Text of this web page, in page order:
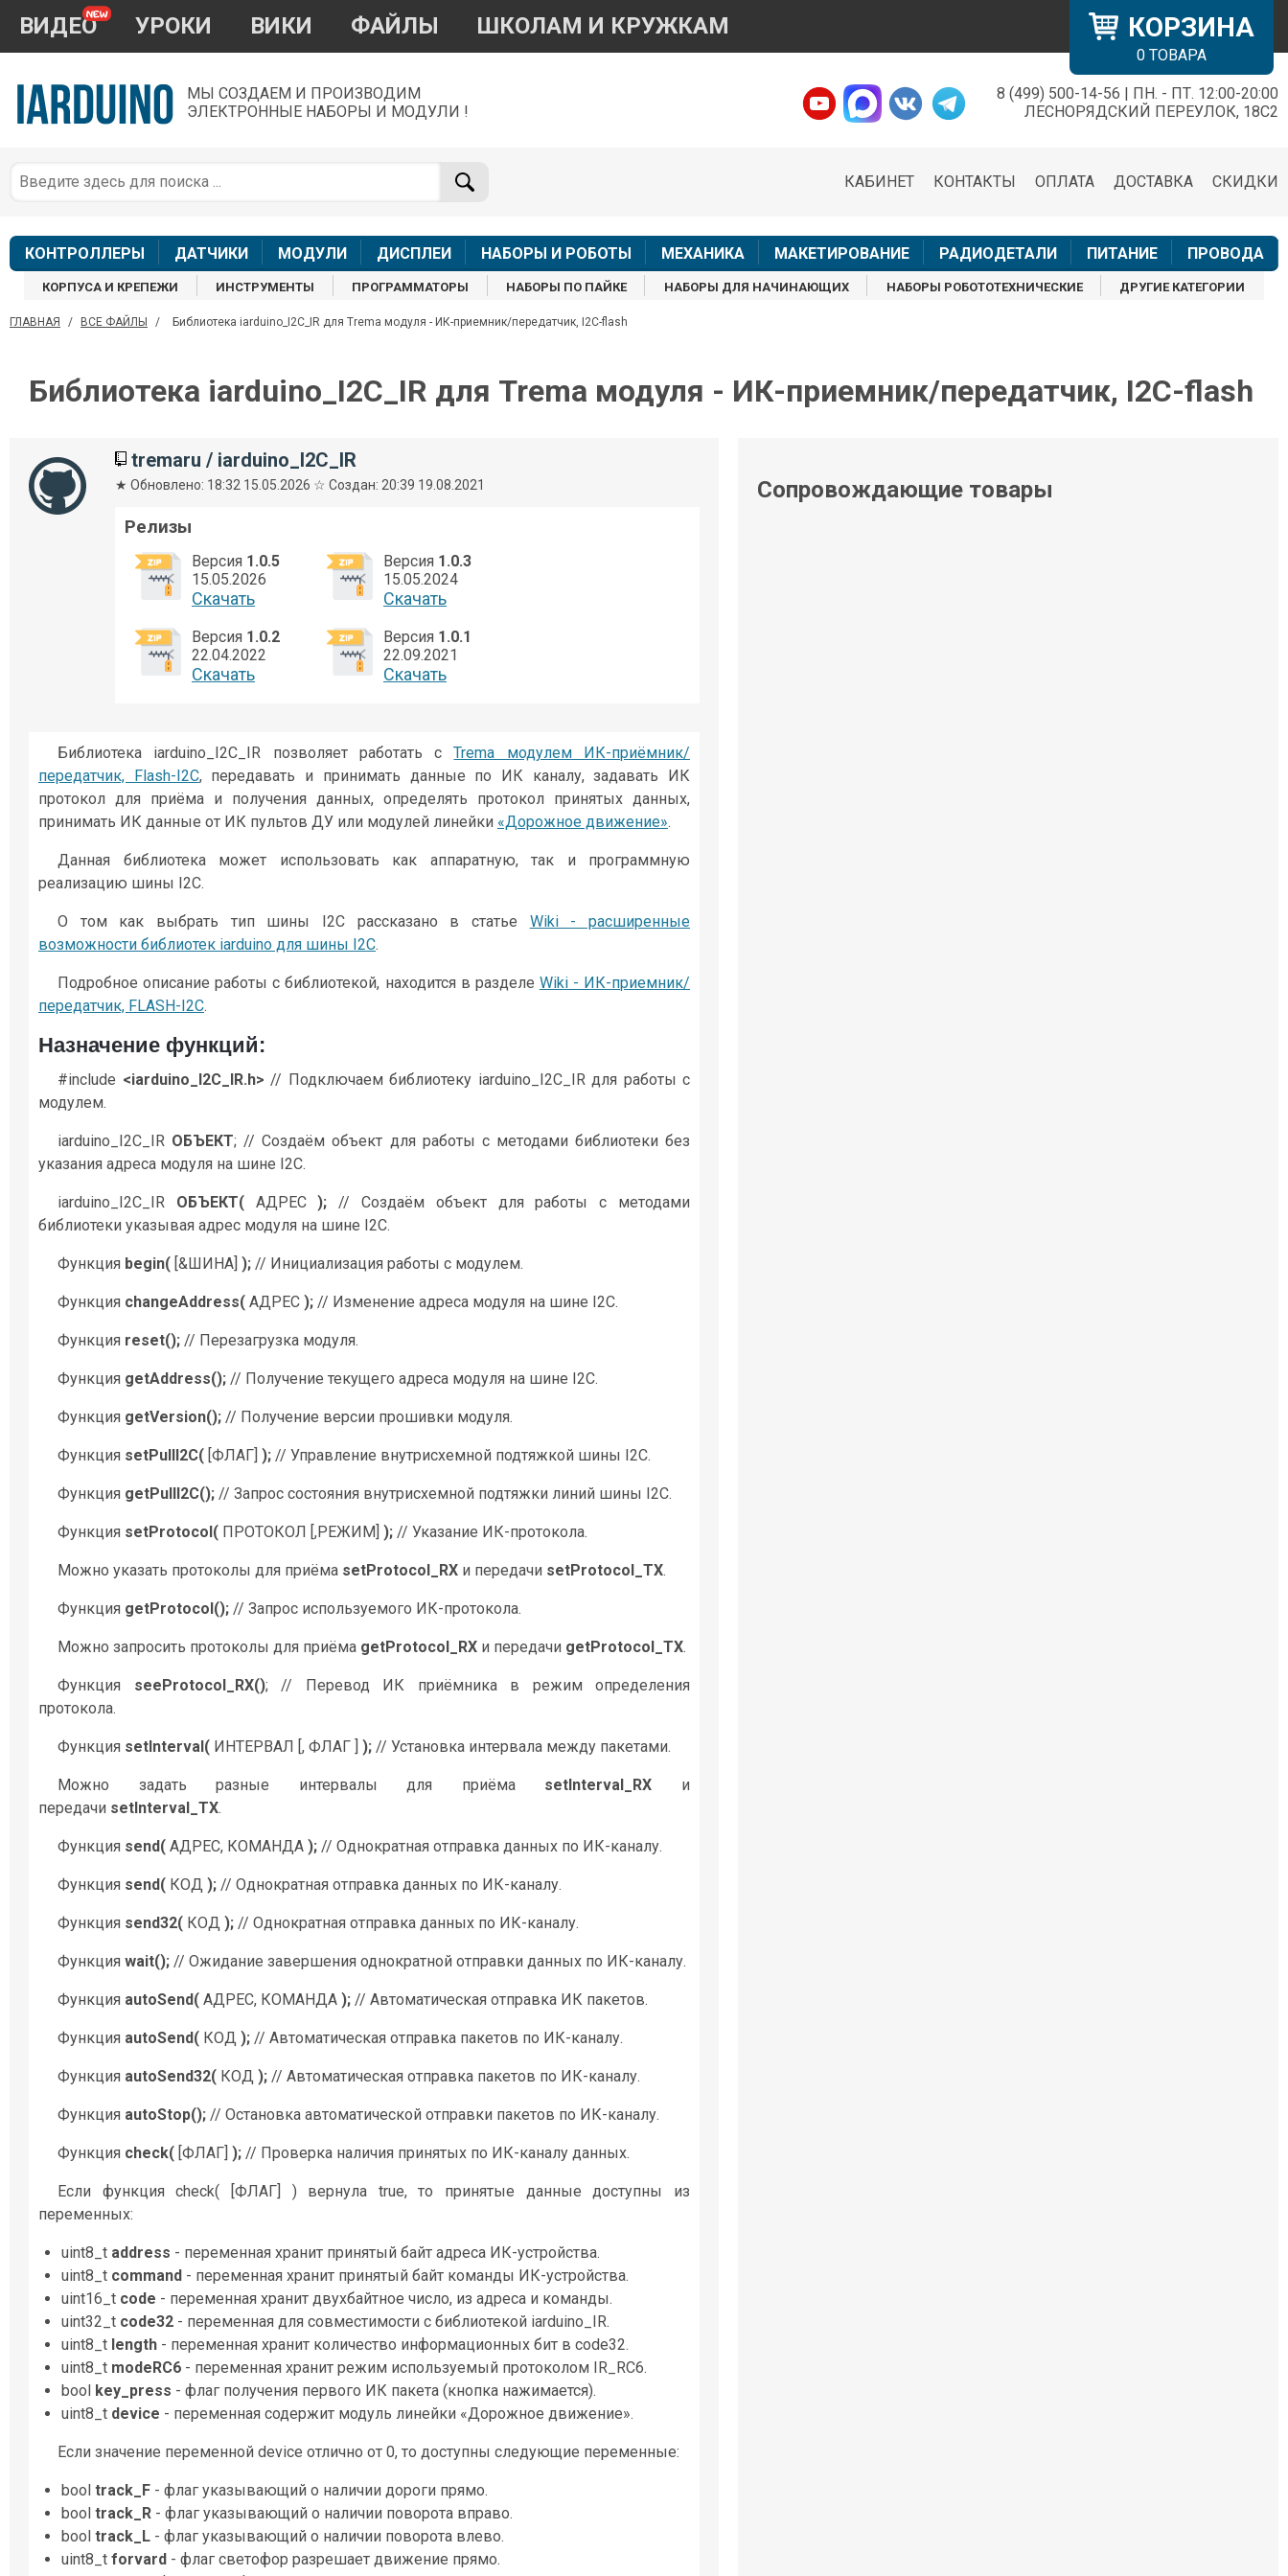
КОРЗИНА
0 ТОВАРА
ВИДЕО УРОКИ ВИКИ ФАЙЛЫ ШКОЛАМ И КРУЖКАМ
МЫ СОЗДАЕМ И ПРОИЗВОДИМ
ЭЛЕКТРОННЫЕ НАБОРЫ И МОДУЛИ !
8 (499) 500-14-56 | ПН. - ПТ. 12:00-20:00
ЛЕСНОРЯДСКИЙ ПЕРЕУЛОК, 18С2
СКИДКИ
ДОСТАВКА
ОПЛАТА
КОНТАКТЫ
КАБИНЕТ
КОНТРОЛЛЕРЫ ДАТЧИКИ МОДУЛИ ДИСПЛЕИ НАБОРЫ И РОБОТЫ МЕХАНИКА МАКЕТИРОВАНИЕ РАДИОДЕТАЛИ ПИТАНИЕ ПРОВОДА
КОРПУСА И КРЕПЕЖИ ИНСТРУМЕНТЫ ПРОГРАММАТОРЫ НАБОРЫ ПО ПАЙКЕ НАБОРЫ ДЛЯ НАЧИНАЮЩИХ НАБОРЫ РОБОТОТЕХНИЧЕСКИЕ ДРУГИЕ КАТЕГОРИИ
ГЛАВНАЯ / ВСЕ ФАЙЛЫ / Библиотека iarduino_I2C_IR для Trema модуля - ИК-приемник/передатчик, I2C-flash
Библиотека iarduino_I2C_IR для Trema модуля - ИК-приемник/передатчик, I2C-flash
tremaru / iarduino_I2C_IR
★ Обновлено: 18:32 15.05.2026 ☆ Создан: 20:39 19.08.2021
Релизы
Версия 1.0.5
15.05.2026
Cкачать
Версия 1.0.3
15.05.2024
Cкачать
Версия 1.0.2
22.04.2022
Cкачать
Версия 1.0.1
22.09.2021
Cкачать
Библиотека iarduino_I2C_IR позволяет работать сTrema модулем ИК-приёмник/
передатчик, Flash-I2C, передавать и принимать данные по ИК каналу, задавать ИК
протокол для приёма и получения данных, определять протокол принятых данных,
принимать ИК данные от ИК пультов ДУ или модулей линейки «Дорожное движение».
Данная библиотека может использовать как аппаратную, так и программную
реализацию шины I2C.
О том как выбрать тип шины I2C рассказано в статье Wiki - расширенные
возможности библиотек iarduino для шины I2C.
Подробное описание работы с библиотекой, находится в разделе Wiki - ИК-приемник/
передатчик, FLASH-I2C.
Назначение функций:
#include <iarduino_I2C_IR.h> // Подключаем библиотеку iarduino_I2C_IR для работы с
модулем.
iarduino_I2C_IR ОБЪЕКТ; // Создаём объект для работы с методами библиотеки без
указания адреса модуля на шине I2C.
iarduino_I2C_IR ОБЪЕКТ(АДРЕС ); // Создаём объект для работы с методами
библиотеки указывая адрес модуля на шине I2C.
Функция begin( [&ШИНА] ); // Инициализация работы с модулем.
Функция changeAddress( АДРЕС ); // Изменение адреса модуля на шине I2C.
Функция reset(); // Перезагрузка модуля.
Функция getAddress(); // Получение текущего адреса модуля на шине I2C.
Функция getVersion(); // Получение версии прошивки модуля.
Функция setPullI2C( [ФЛАГ] ); // Управление внутрисхемной подтяжкой шины I2C.
Функция getPullI2C(); // Запрос состояния внутрисхемной подтяжки линий шины I2C.
Функция setProtocol( ПРОТОКОЛ [,РЕЖИМ] ); // Указание ИК-протокола.
Можно указать протоколы для приёма setProtocol_RX и передачи setProtocol_TX.
Функция getProtocol(); // Запрос используемого ИК-протокола.
Можно запросить протоколы для приёма getProtocol_RX и передачи getProtocol_TX.
Функция seeProtocol_RX(); // Перевод ИК приёмника в режим определения
протокола.
Функция setInterval( ИНТЕРВАЛ [, ФЛАГ ] ); // Установка интервала между пакетами.
Можно задать разные интервалы для приёма setInterval_RX и
передачи setInterval_TX.
Функция send( АДРЕС, КОМАНДА ); // Однократная отправка данных по ИК-каналу.
Функция send( КОД ); // Однократная отправка данных по ИК-каналу.
Функция send32( КОД ); // Однократная отправка данных по ИК-каналу.
Функция wait(); // Ожидание завершения однократной отправки данных по ИК-каналу.
Функция autoSend( АДРЕС, КОМАНДА ); // Автоматическая отправка ИК пакетов.
Функция autoSend( КОД ); // Автоматическая отправка пакетов по ИК-каналу.
Функция autoSend32( КОД ); // Автоматическая отправка пакетов по ИК-каналу.
Функция autoStop(); // Остановка автоматической отправки пакетов по ИК-каналу.
Функция check( [ФЛАГ] ); // Проверка наличия принятых по ИК-каналу данных.
Если функция check( [ФЛАГ] ) вернула true, то принятые данные доступны из
переменных:
uint8_t address - переменная хранит принятый байт адреса ИК-устройства.
uint8_t command - переменная хранит принятый байт команды ИК-устройства.
uint16_t code - переменная хранит двухбайтное число, из адреса и команды.
uint32_t code32 - переменная для совместимости с библиотекой iarduino_IR.
uint8_t length - переменная хранит количество информационных бит в code32.
uint8_t modeRC6 - переменная хранит режим используемый протоколом IR_RC6.
bool
key_press - флаг получения первого ИК пакета (кнопка нажимается).
uint8_t device - переменная содержит модуль линейки «Дорожное движение».
Если значение переменной device отлично от 0, то доступны следующие переменные:
bool track_F - флаг указывающий о наличии дороги прямо.
bool track_R - флаг указывающий о наличии поворота вправо.
bool track_L - флаг указывающий о наличии поворота влево.
uint8_t forvard - флаг светофор разрешает движение прямо.
Сопровождающие товары
×
По вопросам приобретения товара
+7 968 454 17 38
звонки и аудио сообщения не обслуживаются
Менеджер
shop@iarduino.ru
Менеджер
8 (499) 500-14-56